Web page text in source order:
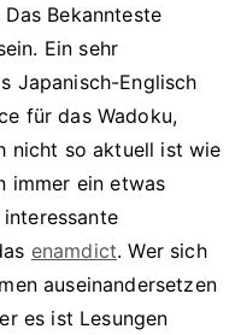
Bekannteste
Ein sehr
Japanisch-Englisch
für das Wadoku,
nicht so aktuell ist wie
immer ein etwas
enamdict. Wer sich
auseinandersetzen
es ist Lesungen